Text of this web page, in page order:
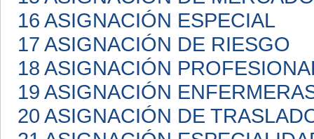
16 ASIGNACIÓN ESPECIAL
17 ASIGNACIÓN DE RIESGO
18 ASIGNACIÓN
19 ASIGNACIÓN
20 ASIGNACIÓN DE